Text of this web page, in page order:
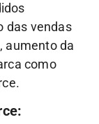
das vendas
aumento da
como